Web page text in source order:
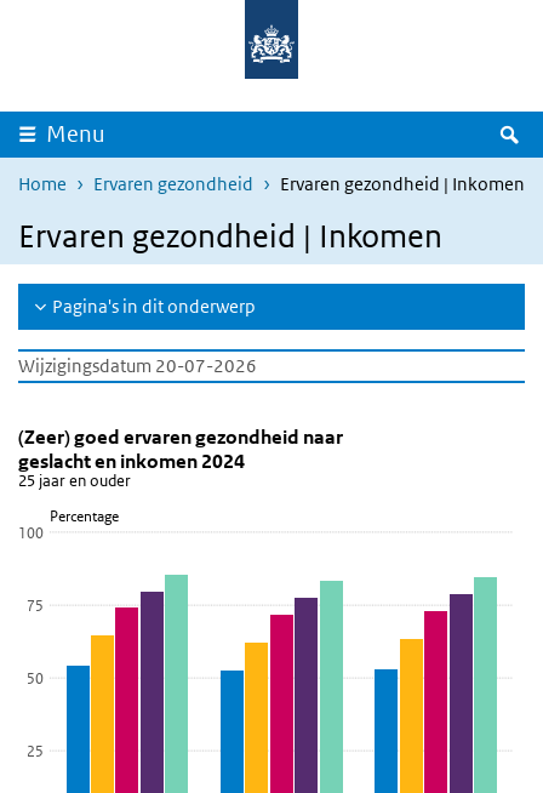
Overslaan en naar de inhoud gaan
Menu
Home Ervaren gezondheid Ervaren gezondheid | Inkomen
Ervaren gezondheid | Inkomen
Pagina's in dit onderwerp
Wijzigingsdatum 20-07-2026
Ervaren gezondheid naar leeftijd en
Sla de grafiek '(Zeer) goed ervaren gezondheid naar geslacht en
(Zeer) goed ervaren gezondheid naar geslacht en
Staaf grafiek met 15 reeksen.
25 jaar en ouder
Bekijk als data tabel.
De grafiek heeft 1 Y-as die Percentage weergeeft.
Percentage
(Zeer) goed ervaren gezondheid naar
geslacht en inkomen 2024
25 jaar en ouder
25
50
75
100